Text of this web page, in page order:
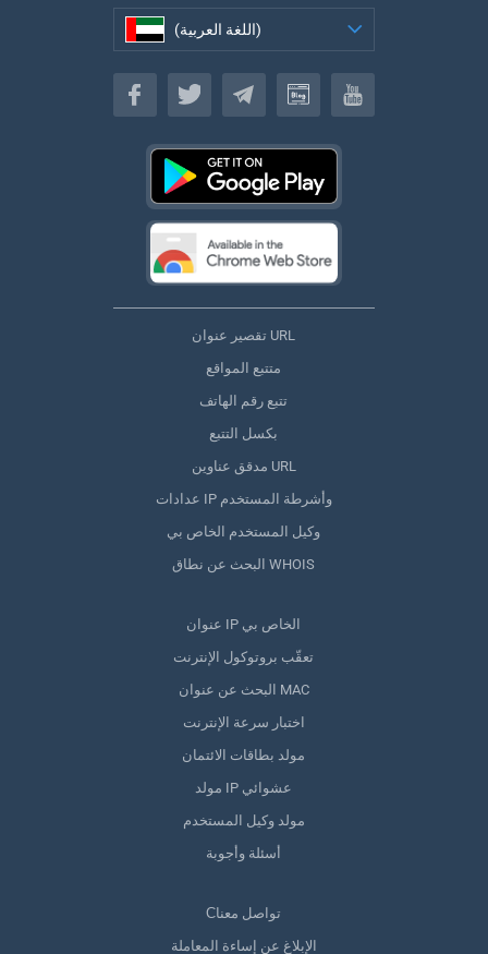
(اللغة العربية)
(اللغة العربية)
تقصير عنوان URL
متتبع المواقع
تتبع رقم الهاتف
بكسل التتبع
مدقق عناوين URL
عدادات IP وأشرطة المستخدم
وكيل المستخدم الخاص بي
البحث عن نطاق WHOIS
عنوان IP الخاص بي
تعقّب بروتوكول الإنترنت
البحث عن عنوان MAC
اختبار سرعة الإنترنت
مولد بطاقات الائتمان
مولد IP عشوائي
مولد وكيل المستخدم
أسئلة وأجوبة
Сتواصل معنا
الإبلاغ عن إساءة المعاملة